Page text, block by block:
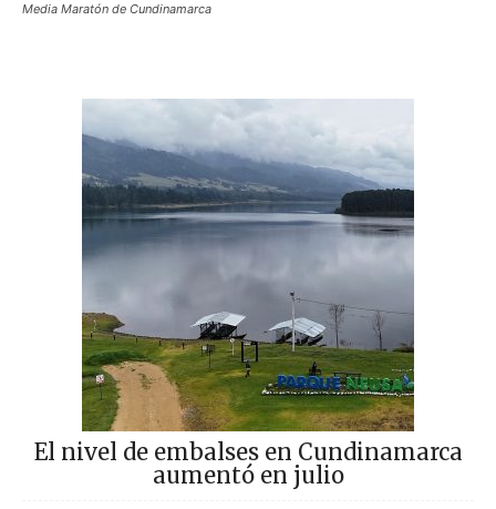
Media Maratón de Cundinamarca
El nivel de embalses en Cundinamarca
aumentó en julio